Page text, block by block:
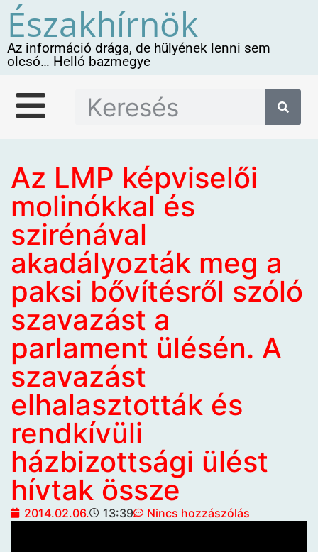
Északhírnök
Az információ drága, de hülyének lenni sem
olcsó… Helló bazmegye
Az LMP képviselői
molinókkal és
szirénával
akadályozták meg a
paksi bővítésről szóló
szavazást a
parlament ülésén. A
szavazást
elhalasztották és
rendkívüli
házbizottsági ülést
hívtak össze
2014.02.06. 13:39 Nincs hozzászólás